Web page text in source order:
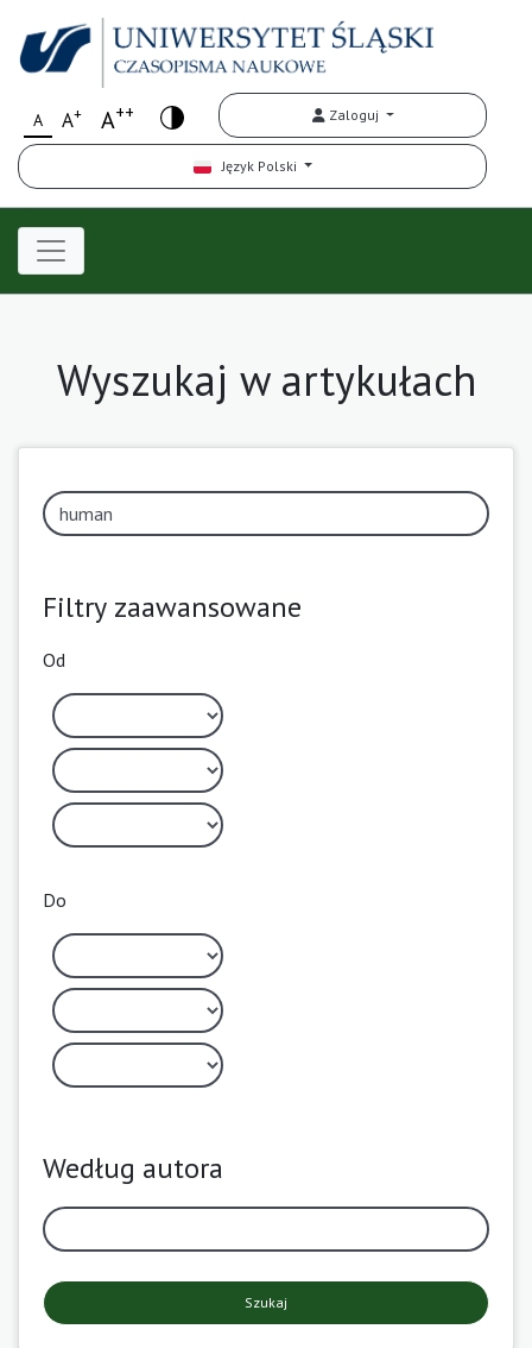
A A+ A++ Zaloguj
Język Polski
Wyszukaj w artykułach
Filtry zaawansowane
Od
Do
Według autora
Szukaj